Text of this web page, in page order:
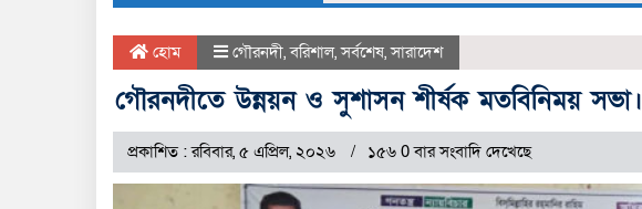
হোম গৌরনদী,বরিশাল,সর্বশেষ,সারাদেশ
গৌরনদীতে উন্নয়ন ও সুশাসন শীর্ষক মতবিনিময় সভা।
প্রকাশিত : রবিবার, ৫ এপ্রিল, ২০২৬ ১৫৬ 0 বার সংবাদি দেখেছে